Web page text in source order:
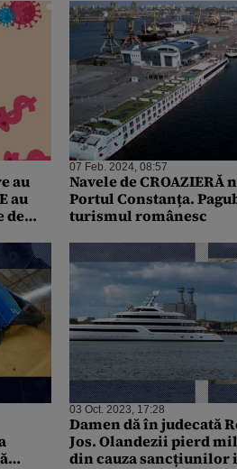
au
au
de
07 Feb. 2024, 08:57
Navele de CROAZIERĂ
Portul Constanța.
turismul românesc
03 Oct. 2023, 17:28
Damen dă în judecată
Jos. Olandezii pierd
din cauza sancțiunilor